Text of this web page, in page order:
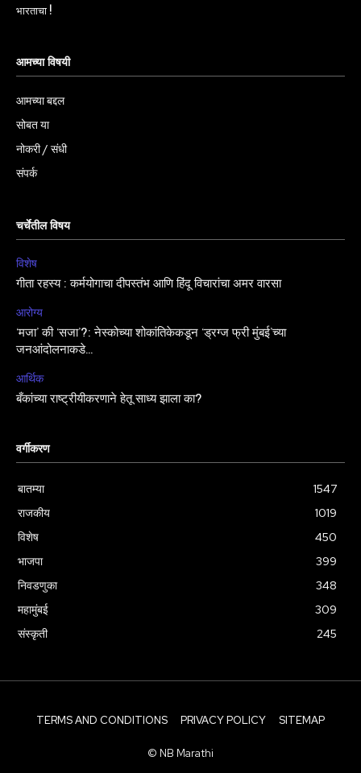
भारताचा !
आमच्या विषयी
आमच्या बद्दल
सोबत या
नोकरी / संधी
संपर्क
चर्चेतील विषय
विशेष
गीता रहस्य : कर्मयोगाचा दीपस्तंभ आणि हिंदू विचारांचा अमर वारसा
आरोग्य
‘मजा’ की ‘सजा’?: नेस्कोच्या शोकांतिकेकडून ‘ड्रग्ज फ्री मुंबई’च्या
जनआंदोलनाकडे…
आर्थिक
बँकांच्या राष्ट्रीयीकरणाने हेतू साध्य झाला का?
वर्गीकरण
बातम्या
1547
राजकीय
1019
विशेष
450
भाजपा
399
निवडणुका
348
महामुंबई
309
संस्कृती
245
TERMS AND CONDITIONS PRIVACY POLICY SITEMAP
© NB Marathi